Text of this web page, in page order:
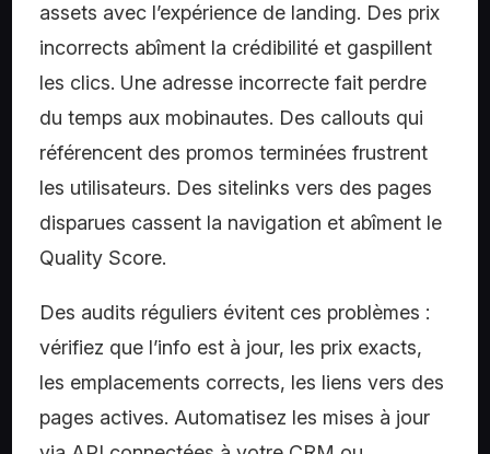
assets avec l’expérience de landing. Des prix
incorrects abîment la crédibilité et gaspillent
les clics. Une adresse incorrecte fait perdre
du temps aux mobinautes. Des callouts qui
référencent des promos terminées frustrent
les utilisateurs. Des sitelinks vers des pages
disparues cassent la navigation et abîment le
Quality Score.
Des audits réguliers évitent ces problèmes :
vérifiez que l’info est à jour, les prix exacts,
les emplacements corrects, les liens vers des
pages actives. Automatisez les mises à jour